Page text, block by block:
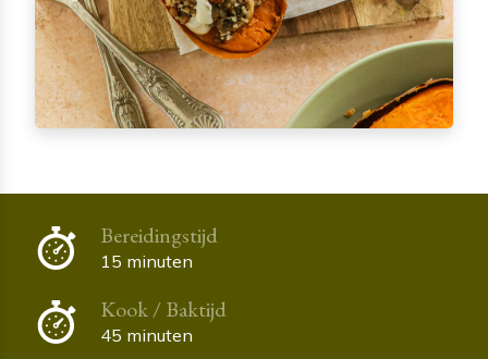
Bereidingstijd
15 minuten
Kook / Baktijd
45 minuten